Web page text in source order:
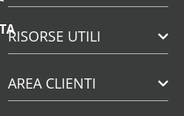
RISORSE UTILI
AREA CLIENTI